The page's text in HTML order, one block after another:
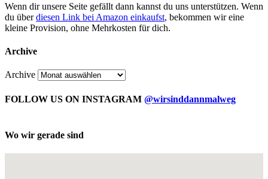
Wenn dir unsere Seite gefällt dann kannst du uns unterstützen. Wenn
du überdiesen Link bei Amazon einkaufst, bekommen wir eine
kleine Provision, ohne Mehrkosten für dich.
Archive
Archive
FOLLOW US ON INSTAGRAM @wirsinddannmalweg
Wo wir gerade sind